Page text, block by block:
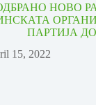
НОВО
ПАРТИЈА
15, 2022